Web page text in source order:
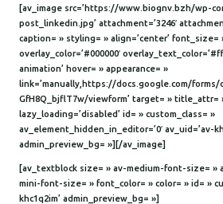
[av_image src=’https://www.biognv.bzh/wp-
post_linkedin.jpg’ attachment=’3246′
caption= » styling= » align=’center’ font_size=
overlay_color=’#000000′
animation’ hover= » appearance= »
link=’manually,https://docs.google.com/forms/
GfH8Q_bjflT7w/viewform’ target= » title_attr=
lazy_loading=’disabled’ id= » custom_class= »
av_element_hidden_in_editor=’0′ av_uid=’av-
admin_preview_bg= »][/av_image]
[av_textblock size= » av-medium-font-size= »
mini-font-size= » font_color= » color= » id= »
khc1q2im’ admin_preview_bg= »]